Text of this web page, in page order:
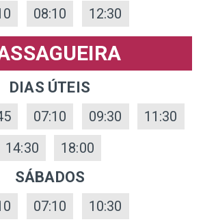
08:10 12:30
DIAS ÚTEIS
07:10 09:30
11:30
14:30
18:00
SÁBADOS
07:10 10:30